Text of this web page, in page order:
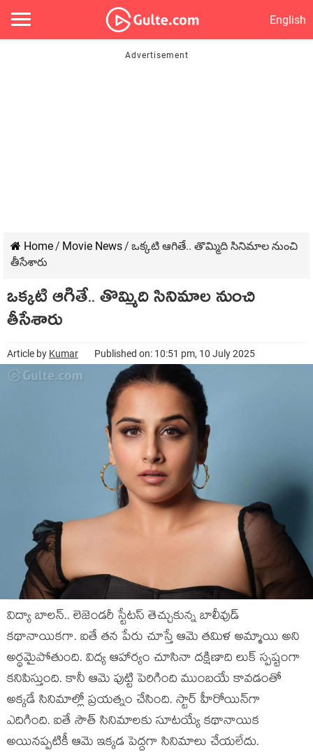
English
Home/ Movie News/ ఒక్కటి ఆగితే.. తొమ్మిది సినిమాల నుంచి
తీసేశారు
ఒక్కటి ఆగితే.. తొమ్మిది సినిమాల నుంచి
తీసేశారు
Article by Kumar Published on: 10:51 pm, 10 July 2025
విద్యా బాలన్.. లెజెండరీ స్టేటస్ తెచ్చుకున్న బాలీవుడ్
కథానాయికగా. ఐతే తన పేరు చూస్తే ఆమె తమిళ అమ్మాయి అని
అర్థమైపోతుంది. విద్య ఆహార్యం చూసినా దక్షిణాది లుక్ స్పష్టంగా
కనిపిస్తుంది. కానీ ఆమె పుట్టి పెరిగింది ముంబయే కావడంతో
అక్కడే సినిమాల్లో ప్రయత్నం చేసింది. స్టార్ హీరోయిన్‌గా
ఎదిగింది. ఐతే సౌత్ సినిమాలకు సూటయ్యే కథానాయిక
అయినప్పటికీ ఆమె ఇక్కడ పెద్దగా సినిమాలు చేయలేదు.